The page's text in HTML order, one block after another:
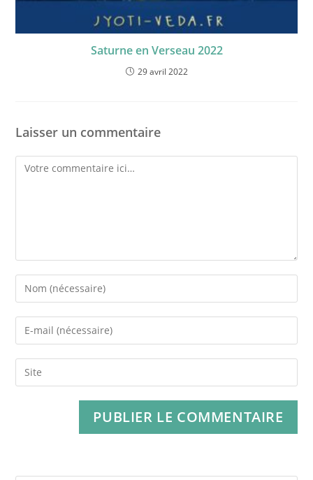
Saturne en Verseau 2022
29 avril 2022
Laisser un commentaire